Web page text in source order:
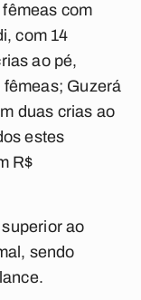
com
com 14
ao pé,
Guzerá
duas crias ao
estes
R$
ao
sendo